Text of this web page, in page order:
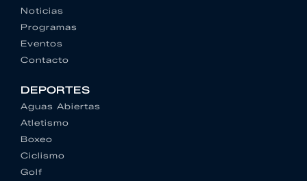
Noticias
Programas
Eventos
Contacto
DEPORTES
Aguas Abiertas
Atletismo
Boxeo
Ciclismo
Golf